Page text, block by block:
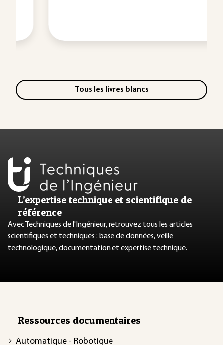
Tous les livres blancs
L’expertise technique et scientifique de
référence
Avec Techniques de l'Ingénieur, retrouvez tous les articles
scientifiques et techniques : base de données, veille
technologique, documentation et expertise technique.
Ressources documentaires
Automatique - Robotique